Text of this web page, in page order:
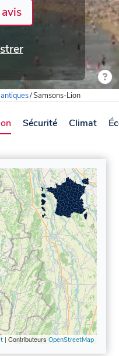
/Samsons-Lion
Sécurité Climat
| Contributeurs OpenStreetMap